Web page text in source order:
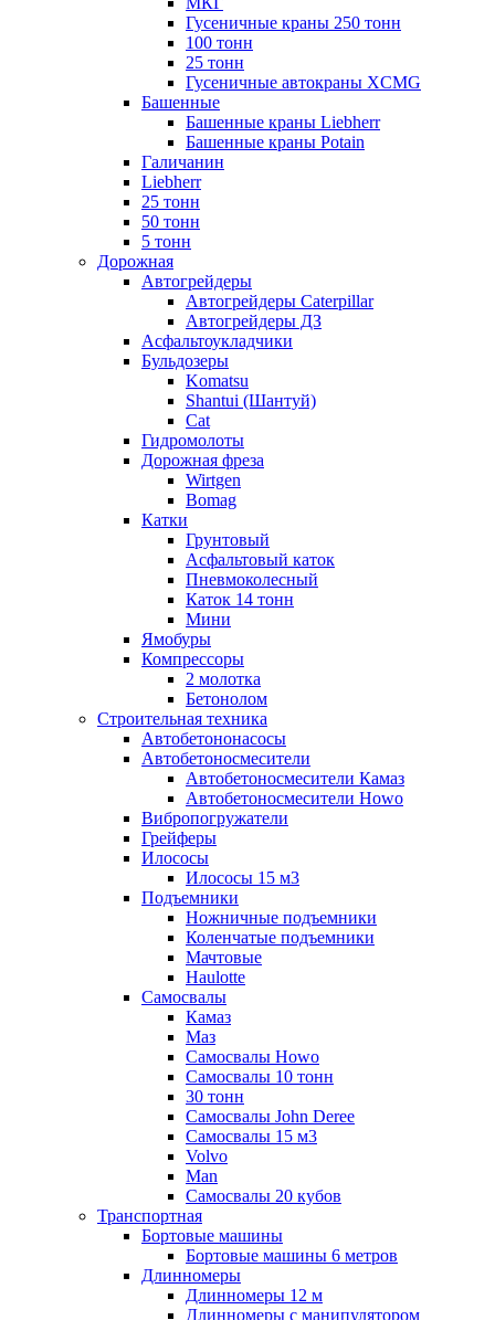
Гусеничные краны 250 тонн
100 тонн
25 тонн
Гусеничные автокраны XCMG
Башенные
Башенные краны Liebherr
Башенные краны Potain
Галичанин
Liebherr
25 тонн
50 тонн
5 тонн
Дорожная
Автогрейдеры
Автогрейдеры Caterpillar
Автогрейдеры ДЗ
Асфальтоукладчики
Бульдозеры
Komatsu
Shantui (Шантуй)
Cat
Гидромолоты
Дорожная фреза
Wirtgen
Bomag
Катки
Грунтовый
Асфальтовый каток
Пневмоколесный
Каток 14 тонн
Мини
Ямобуры
Компрессоры
2 молотка
Бетонолом
Строительная техника
Автобетононасосы
Автобетоносмесители
Автобетоносмесители Камаз
Автобетоносмесители Howo
Вибропогружатели
Грейферы
Илососы
Илососы 15 м3
Подъемники
Ножничные подъемники
Коленчатые подъемники
Мачтовые
Haulotte
Самосвалы
Камаз
Маз
Самосвалы Howo
Самосвалы 10 тонн
30 тонн
Самосвалы John Deree
Самосвалы 15 м3
Volvo
Man
Самосвалы 20 кубов
Транспортная
Бортовые машины
Бортовые машины 6 метров
Длинномеры
Длинномеры 12 м
Длинномеры с манипулятором